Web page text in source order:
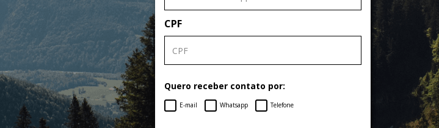
CPF
Quero receber contato por:
E-mail Whatsapp Telefone